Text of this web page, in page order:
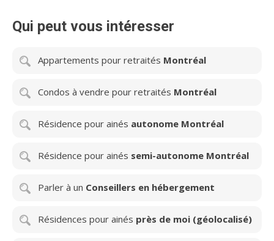
Qui peut vous intéresser
Appartements pour retraités Montréal
Condos à vendre pour retraités Montréal
Résidence pour ainés autonome Montréal
Résidence pour ainés semi-autonome Montréal
Parler à un Conseillers en hébergement
Résidences pour ainés près de moi (géolocalisé)